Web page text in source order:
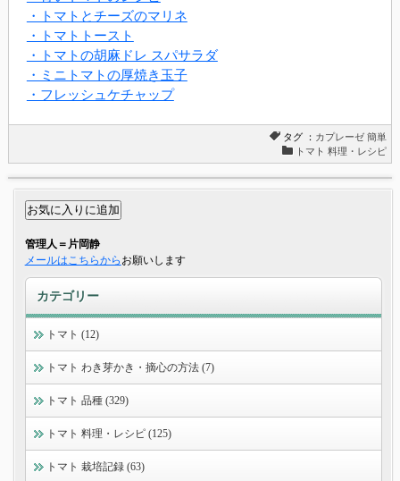
・トマトとチーズのマリネ
・トマトトースト
・トマトの胡麻ドレ スパサラダ
・ミニトマトの厚焼き玉子
・フレッシュケチャップ
タグ ： カプレーゼ 簡単
トマト 料理・レシピ
管理人＝片岡静
メールはこちらから お願いします
カテゴリー
トマト (12)
トマト わき芽かき・摘心の方法 (7)
トマト 品種 (329)
トマト 料理・レシピ (125)
トマト 栽培記録 (63)